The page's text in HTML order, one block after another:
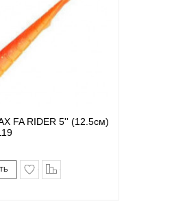
FA RIDER 5'' (12.5см)
в закладки